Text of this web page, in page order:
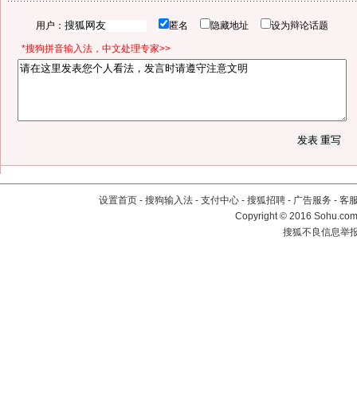
用户： 匿名 隐藏地址 设为辩论话题
*搜狗拼音输入法，中文处理专家>>
设置首页 - 搜狗输入法 - 支付中心 - 搜狐招聘 - 广告服务 - 客
Copyright©2016
搜狐不良信息举